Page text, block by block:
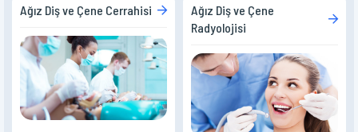
Ağız Diş ve Çene Cerrahisi
Ağız Diş ve Çene
Radyolojisi